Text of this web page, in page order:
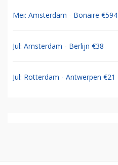
Mei: Amsterdam - Bonaire €594
Jul: Amsterdam - Berlijn €38
Jul: Rotterdam - Antwerpen €21